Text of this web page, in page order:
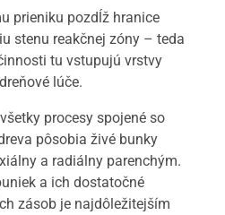
prieniku pozdĺž hranice
stenu reakčnej zóny – teda
tu vstupujú vrstvy
lúče.
procesy spojené so
pôsobia živé bunky
a radiálny parenchým.
a ich dostatočné
zásob je najdôležitejším